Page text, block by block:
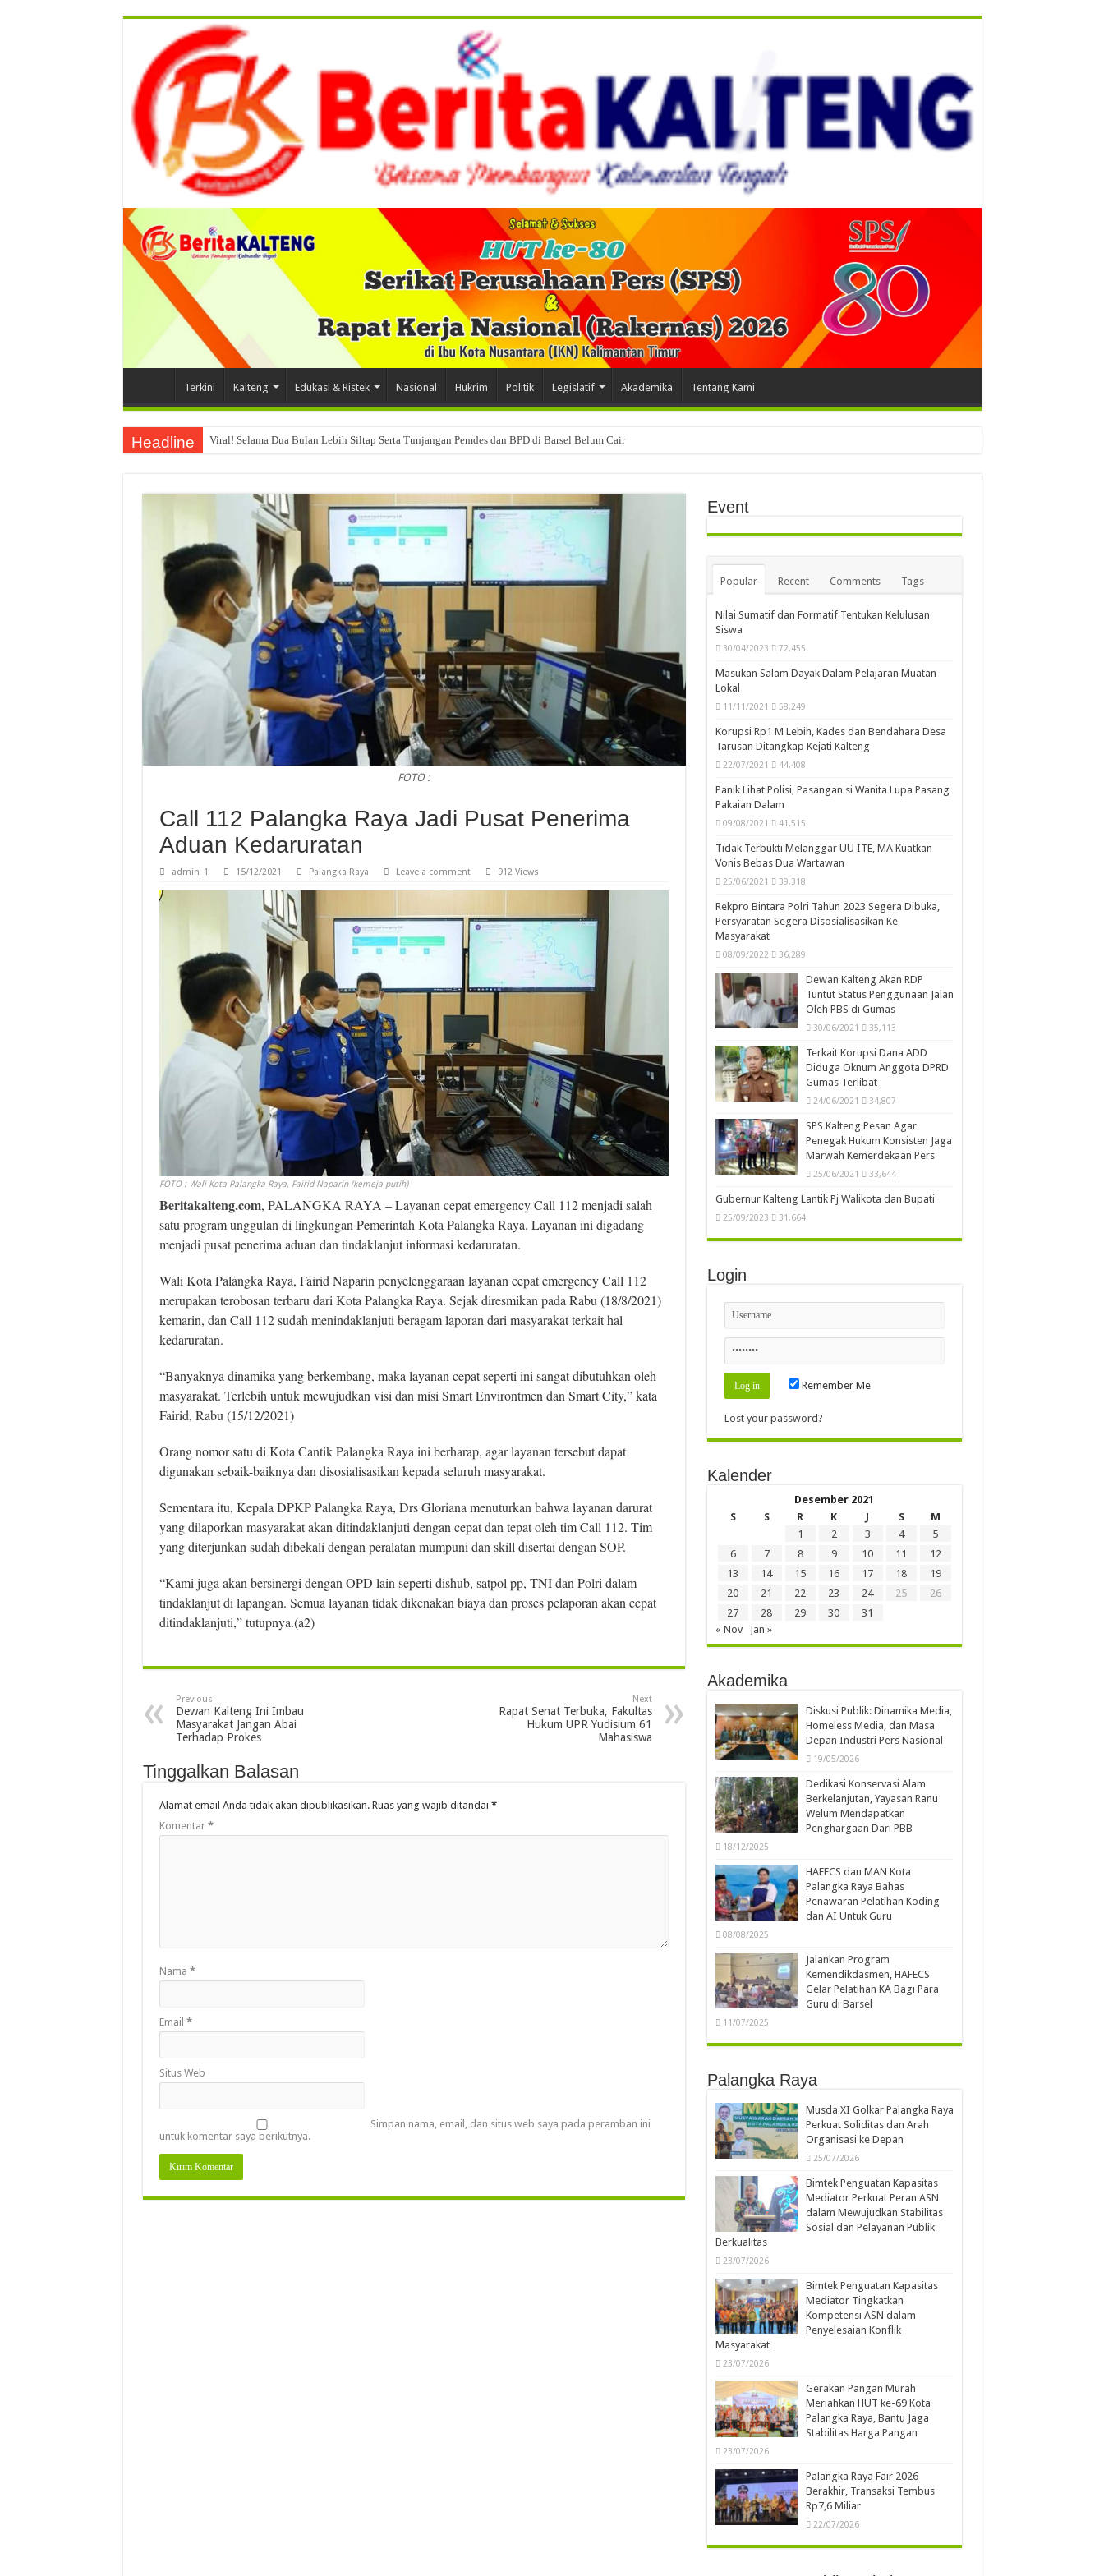
Terkini Kalteng Edukasi & Ristek Nasional Hukrim Politik Legislatif Akademika Tentang Kami
Headline Viral! Selama Dua Bulan Lebih Siltap Serta Tunjangan Pemdes dan BPD di Barsel Belum Cair
FOTO :
Call 112 Palangka Raya Jadi Pusat Penerima
Aduan Kedaruratan
admin_1 15/12/2021 Palangka Raya Leave a comment 912 Views
FOTO : Wali Kota Palangka Raya, Fairid Naparin (kemeja putih)
Beritakalteng.com, PALANGKA RAYA – Layanan cepat emergency Call 112 menjadi salah
satu program unggulan di lingkungan Pemerintah Kota Palangka Raya. Layanan ini digadang
menjadi pusat penerima aduan dan tindaklanjut informasi kedaruratan.
Wali Kota Palangka Raya, Fairid Naparin penyelenggaraan layanan cepat emergency Call 112
merupakan terobosan terbaru dari Kota Palangka Raya. Sejak diresmikan pada Rabu (18/8/2021)
kemarin, dan Call 112 sudah menindaklanjuti beragam laporan dari masyarakat terkait hal
kedaruratan.
“Banyaknya dinamika yang berkembang, maka layanan cepat seperti ini sangat dibutuhkan oleh
masyarakat. Terlebih untuk mewujudkan visi dan misi Smart Environtmen dan Smart City,” kata
Fairid, Rabu (15/12/2021)
Orang nomor satu di Kota Cantik Palangka Raya ini berharap, agar layanan tersebut dapat
digunakan sebaik-baiknya dan disosialisasikan kepada seluruh masyarakat.
Sementara itu, Kepala DPKP Palangka Raya, Drs Gloriana menuturkan bahwa layanan darurat
yang dilaporkan masyarakat akan ditindaklanjuti dengan cepat dan tepat oleh tim Call 112. Tim
yang diterjunkan sudah dibekali dengan peralatan mumpuni dan skill disertai dengan SOP.
“Kami juga akan bersinergi dengan OPD lain seperti dishub, satpol pp, TNI dan Polri dalam
tindaklanjut di lapangan. Semua layanan tidak dikenakan biaya dan proses pelaporan akan cepat
ditindaklanjuti,” tutupnya.(a2)
Previous
Dewan Kalteng Ini Imbau
Masyarakat Jangan Abai
Terhadap Prokes
Next
Rapat Senat Terbuka, Fakultas
Hukum UPR Yudisium 61
Mahasiswa
Tinggalkan Balasan
Alamat email Anda tidak akan dipublikasikan. Ruas yang wajib ditandai *
Komentar *
Nama *
Email *
Situs Web
Simpan nama, email, dan situs web saya pada peramban ini
untuk komentar saya berikutnya.
Event
Popular Recent Comments Tags
Nilai Sumatif dan Formatif Tentukan Kelulusan
Siswa
30/04/2023 72,455
Masukan Salam Dayak Dalam Pelajaran Muatan
Lokal
11/11/2021 58,249
Korupsi Rp1 M Lebih, Kades dan Bendahara Desa
Tarusan Ditangkap Kejati Kalteng
22/07/2021 44,408
Panik Lihat Polisi, Pasangan si Wanita Lupa Pasang
Pakaian Dalam
09/08/2021 41,515
Tidak Terbukti Melanggar UU ITE, MA Kuatkan
Vonis Bebas Dua Wartawan
25/06/2021 39,318
Rekpro Bintara Polri Tahun 2023 Segera Dibuka,
Persyaratan Segera Disosialisasikan Ke
Masyarakat
08/09/2022 36,289
Dewan Kalteng Akan RDP
Tuntut Status Penggunaan Jalan
Oleh PBS di Gumas
30/06/2021 35,113
Terkait Korupsi Dana ADD
Diduga Oknum Anggota DPRD
Gumas Terlibat
24/06/2021 34,807
SPS Kalteng Pesan Agar
Penegak Hukum Konsisten Jaga
Marwah Kemerdekaan Pers
25/06/2021 33,644
Gubernur Kalteng Lantik Pj Walikota dan Bupati
25/09/2023 31,664
Login
Remember Me
Lost your password?
Kalender
Desember 2021
S
S R K J S
M
1
2 3 4
5
6
7 8 9 10 11
12
13
14 15 16 17 18
19
20
21 22 23 24 25
26
27
28 29 30
31
« Nov
Jan »
Akademika
Diskusi Publik: Dinamika Media,
Homeless Media, dan Masa
Depan Industri Pers Nasional
19/05/2026
Dedikasi Konservasi Alam
Berkelanjutan, Yayasan Ranu
Welum Mendapatkan
Penghargaan Dari PBB
18/12/2025
HAFECS dan MAN Kota
Palangka Raya Bahas
Penawaran Pelatihan Koding
dan AI Untuk Guru
08/08/2025
Jalankan Program
Kemendikdasmen, HAFECS
Gelar Pelatihan KA Bagi Para
Guru di Barsel
11/07/2025
Palangka Raya
Musda XI Golkar Palangka Raya
Perkuat Soliditas dan Arah
Organisasi ke Depan
25/07/2026
Bimtek Penguatan Kapasitas
Mediator Perkuat Peran ASN
dalam Mewujudkan Stabilitas
Sosial dan Pelayanan Publik
Berkualitas
23/07/2026
Bimtek Penguatan Kapasitas
Mediator Tingkatkan
Kompetensi ASN dalam
Penyelesaian Konflik
Masyarakat
23/07/2026
Gerakan Pangan Murah
Meriahkan HUT ke-69 Kota
Palangka Raya, Bantu Jaga
Stabilitas Harga Pangan
23/07/2026
Palangka Raya Fair 2026
Berakhir, Transaksi Tembus
Rp7,6 Miliar
22/07/2026